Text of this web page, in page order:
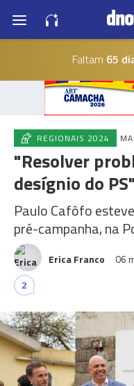
Faltam 65
REGIONAIS 2024
"Resolver
desígnio do PS"
Paulo Cafôfo
pré-campanha, na
Erica Franco 06
2